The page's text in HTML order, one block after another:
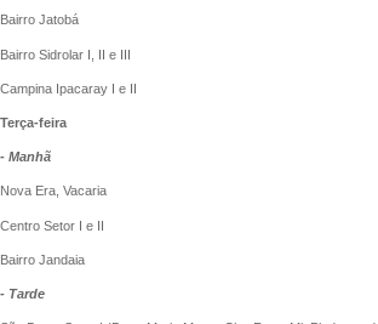
Bairro Jatobá
Bairro Sidrolar I, II e III
Campina Ipacaray I e II
Terça-feira
- Manhã
Nova Era, Vacaria
Centro Setor I e II
Bairro Jandaia
- Tarde